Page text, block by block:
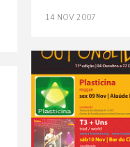
14 NOV 2007